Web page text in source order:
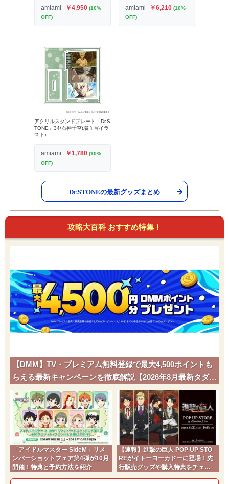
amiami ￥4,950 (10%
OFF)
amiami ￥6,210 (10%
OFF)
アクリルスタンドプレート「Dr.S
TONE」34/石神千空(場面写イラ
スト)
amiami ￥1,780 (10%
OFF)
Dr.STONEの最新グッズまとめ
攻略大百科 おすすめ特集！
【DMM】TV・プレミアム無料登録で最大4,500ポイントも
らえる最新キャンペーンを徹底解説【2026年8月最新タダポ
チ】
「アイドルマスター SideM」リメ
ンバーショットフェア第4弾が10月
開催！特典と予約方法を紹介
【速報】進撃の巨人 POP UP STO
REがイトーヨーカドーに登場！先
行販売グッズや購入特典をチェッ